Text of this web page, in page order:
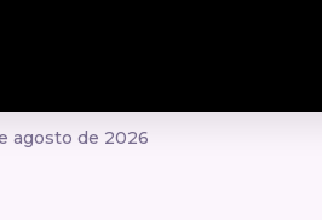
agosto de 2026